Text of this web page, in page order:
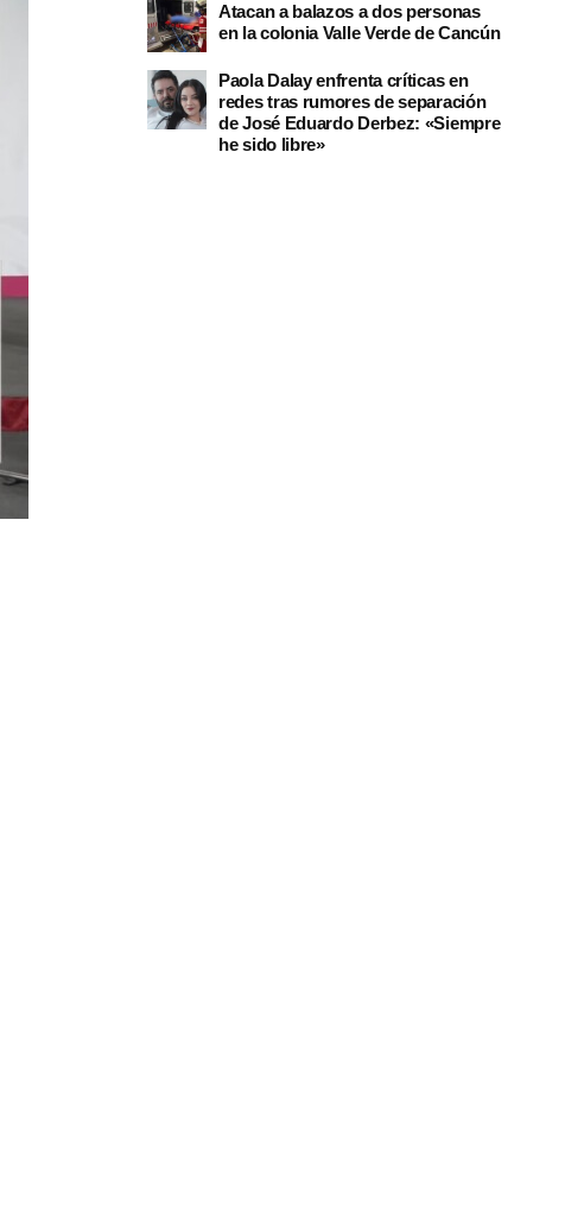
Atacan a balazos a dos personas
en la colonia Valle Verde de Cancún
Paola Dalay enfrenta críticas en
redes tras rumores de separación
de José Eduardo Derbez: «Siempre
he sido libre»